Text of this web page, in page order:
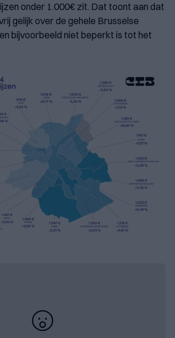
onder 1.000€ zit. Dat toont aan dat
gelijk over de gehele Brusselse
bijvoorbeeld niet beperkt is tot het